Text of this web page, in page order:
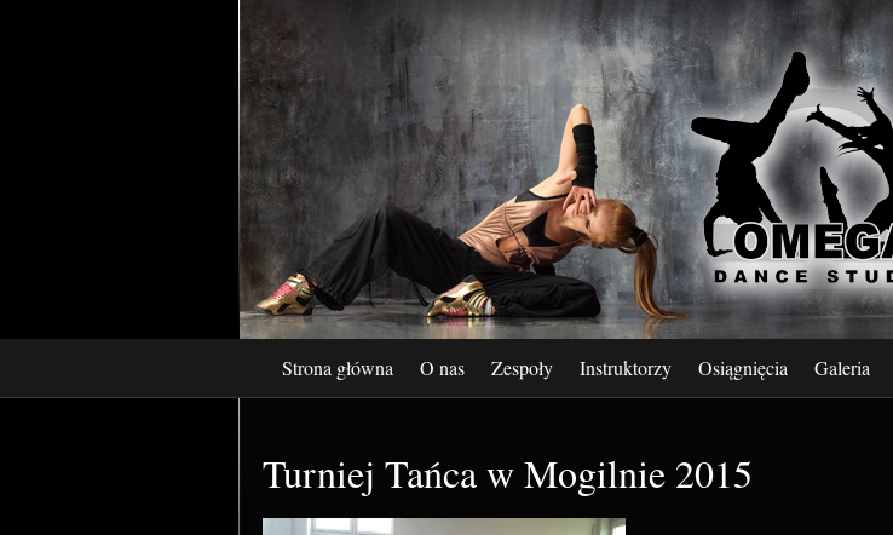
Strona główna O nas Zespoły Instruktorzy Osiągnięcia Galeria
Turniej Tańca w Mogilnie 2015